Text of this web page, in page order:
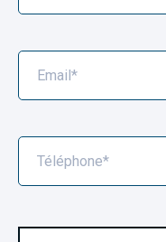
Email*
Téléphone*